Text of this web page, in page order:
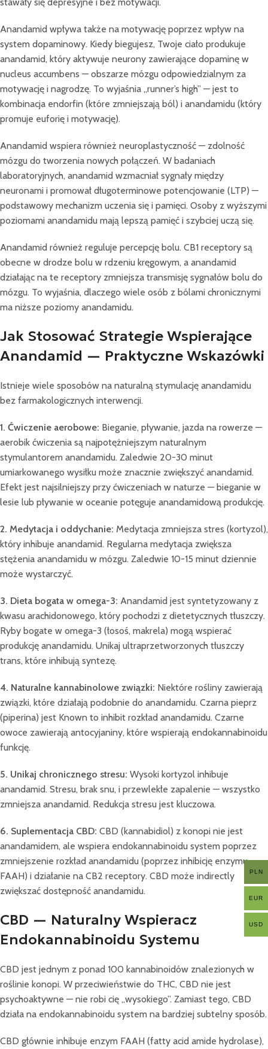
Anandamid wpływa także na motywację poprzez wpływ na
system dopaminowy. Kiedy biegujesz, Twoje ciało produkuje
anandamid, który aktywuje neurony zawierające dopaminę w
nucleus accumbens — obszarze mózgu odpowiedzialnym za
motywację i nagrodzę. To wyjaśnia „runner’s high” — jest to
kombinacja endorfin (które zmniejszają ból) i anandamidu (który
promuje euforię i motywację).
Anandamid wspiera również neuroplastyczność — zdolność
mózgu do tworzenia nowych połączeń. W badaniach
laboratoryjnych, anandamid wzmacniał sygnały między
neuronami i promował długoterminowe potencjowanie (LTP) —
podstawowy mechanizm uczenia się i pamięci. Osoby z wyższymi
poziomami anandamidu mają lepszą pamięć i szybciej uczą się.
Anandamid również reguluje percepcję bolu. CB1 receptory są
obecne w drodze bolu w rdzeniu kręgowym, a anandamid
działając na te receptory zmniejsza transmisję sygnałów bolu do
mózgu. To wyjaśnia, dlaczego wiele osób z bólami chronicznymi
ma niższe poziomy anandamidu.
Jak Stosować Strategie Wspierające
Anandamid — Praktyczne Wskazówki
Istnieje wiele sposobów na naturalną stymulację anandamidu
bez farmakologicznych interwencji.
1. Ćwiczenie aerobowe: Bieganie, pływanie, jazda na rowerze —
aerobik ćwiczenia są najpotężniejszym naturalnym
stymulantorem anandamidu. Zaledwie 20-30 minut
umiarkowanego wysiłku może znacznie zwiększyć anandamid.
Efekt jest najsilniejszy przy ćwiczeniach w naturze — bieganie w
lesie lub pływanie w oceanie potęguje anandamidową produkcję.
2. Medytacja i oddychanie: Medytacja zmniejsza stres (kortyzol),
który inhibuje anandamid. Regularna medytacja zwiększa
stężenia anandamidu w mózgu. Zaledwie 10-15 minut dziennie
może wystarczyć.
3. Dieta bogata w omega-3: Anandamid jest syntetyzowany z
kwasu arachidonowego, który pochodzi z dietetycznych tłuszczy.
Ryby bogate w omega-3 (łosoś, makrela) mogą wspierać
produkcję anandamidu. Unikaj ultraprzetworzonych tłuszczy
trans, które inhibują syntezę.
4. Naturalne kannabinolowe związki: Niektóre rośliny zawierają
związki, które działają podobnie do anandamidu. Czarna pieprz
(piperina) jest Known to inhibit rozkład anandamidu. Czarne
owoce zawierają antocyjaniny, które wspierają endokannabinoidu
funkcję.
5. Unikaj chronicznego stresu: Wysoki kortyzol inhibuje
anandamid. Stresu, brak snu, i przewlekłe zapalenie — wszystko
zmniejsza anandamid. Redukcja stresu jest kluczowa.
6. Suplementacja CBD: CBD (kannabidiol) z konopi nie jest
anandamidem, ale wspiera endokannabinoidu system poprzez
zmniejszenie rozkład anandamidu (poprzez inhibicję enzymu
FAAH) i działanie na CB2 receptory. CBD może indirectly
zwiększać dostępność anandamidu.
CBD — Naturalny Wspieracz
Endokannabinoidu Systemu
CBD jest jednym z ponad 100 kannabinoidów znalezionych w
roślinie konopi. W przeciwieństwie do THC, CBD nie jest
psychoaktywne — nie robi cię „wysokiego”. Zamiast tego, CBD
działa na endokannabinoidu system na bardziej subtelny sposób.
CBD głównie inhibuje enzym FAAH (fatty acid amide hydrolase),
PLN
EUR
USD